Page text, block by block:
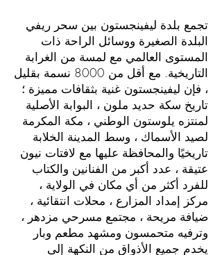
تجمع بلدة ليفينجستون بين سحر ريفي
البلدة الصغيرة ووسائل الراحة ذات
المستوى العالمي مع لمسة من الغرابة
التاريخية. مع أقل من 8000 نسمة بقليل
، فإن ليفينجستون غنية بثقافات مميزة ؛
تاريخ سكة حديد ملون ، البوابة الأصلية
لمنتزه يلوستون الوطني ، مكة المكرمة
لصيد الأسماك ، وسط المدينة الخلابة
تاريخيًا والمحافظة عليها مع لافتات نيون
عتيقة ، عدد أكبر من الفنانين والكتاب
للفرد أكثر من أي مكان في الولاية ،
مركز إمداد المزارع ، محلات انتقائية ،
ضيافة مريحة ، مجتمع مسرحي مزدهر ،
وترفيه متحمسون ومشهد مطعم وبار
يخدم جميع الأذواق من النكهة إلى